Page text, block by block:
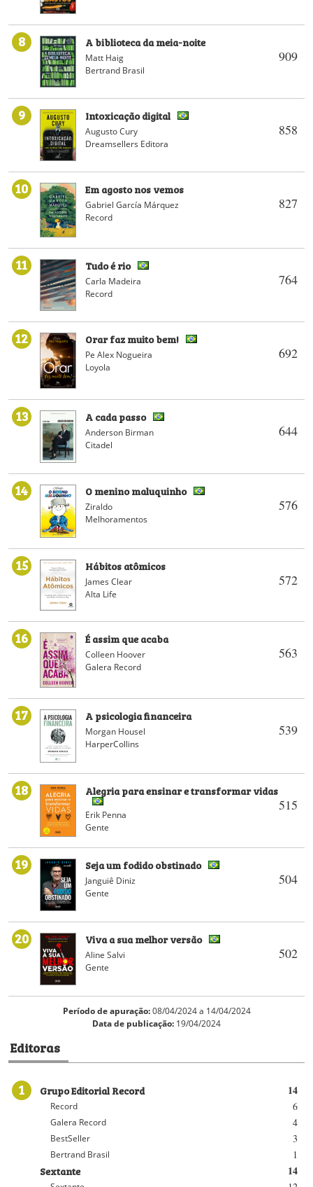
8
909
A biblioteca da meia-noite
Matt Haig
Bertrand Brasil
9
858
Intoxicação digital
Augusto Cury
Dreamsellers Editora
10
827
Em agosto nos vemos
Gabriel García Márquez
Record
11
764
Tudo é rio
Carla Madeira
Record
12
692
Orar faz muito bem!
Pe Alex Nogueira
Loyola
13
644
A cada passo
Anderson Birman
Citadel
14
576
O menino maluquinho
Ziraldo
Melhoramentos
15
572
Hábitos atômicos
James Clear
Alta Life
16
563
É assim que acaba
Colleen Hoover
Galera Record
17
539
A psicologia financeira
Morgan Housel
HarperCollins
18
515
Alegria para ensinar e transformar vidas
Erik Penna
Gente
19
504
Seja um fodido obstinado
Janguiê Diniz
Gente
20
502
Viva a sua melhor versão
Aline Salvi
Gente
Período de apuração:08/04/2024 a 14/04/2024
Data de publicação: 19/04/2024
Editoras
1 14
Grupo Editorial Record
6
Record
4
Galera Record
3
BestSeller
1
Bertrand Brasil
14
Sextante